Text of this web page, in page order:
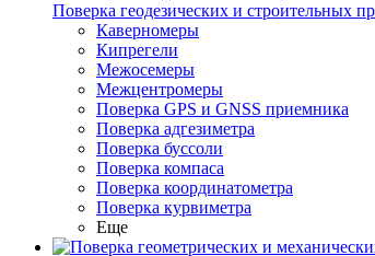
Поверка геодезических и строительных
Каверномеры
Кипрегели
Межосемеры
Межцентромеры
Поверка GPS и GNSS приемника
Поверка адгезиметра
Поверка буссоли
Поверка компаса
Поверка координатометра
Поверка курвиметра
Еще